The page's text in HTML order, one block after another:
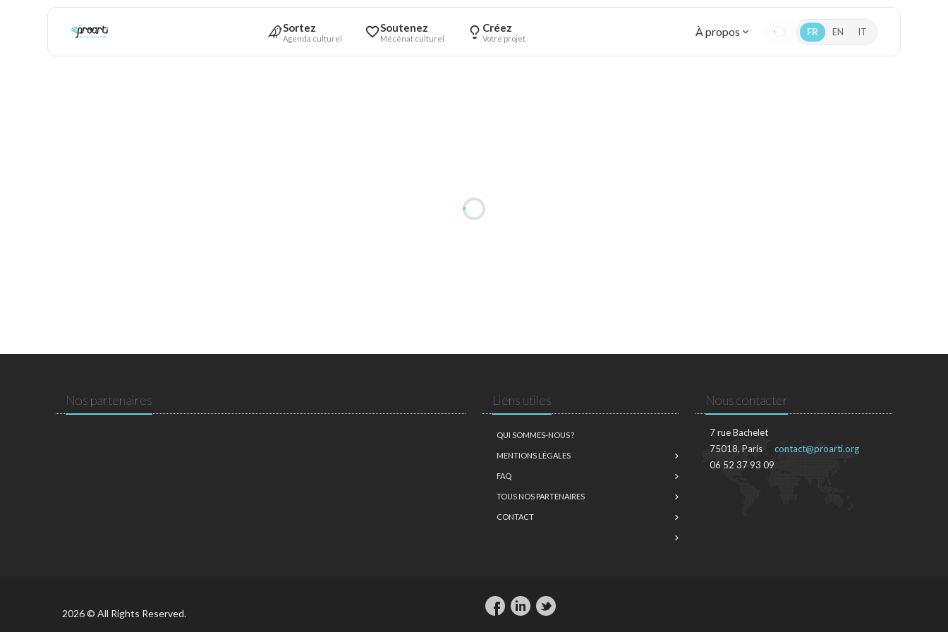
Sortez
Agenda culturel
Soutenez
Mécénat culturel
Créez
Votre projet À propos FR EN IT
Nos partenaires Liens utiles
QUI SOMMES-NOUS ?
MENTIONS LÉGALES
FAQ
TOUS NOS PARTENAIRES
CONTACT
Nous contacter
7 rue Bachelet
75018, Paris
06 52 37 93 09
contact@proarti.org
2026 © All Rights Reserved.